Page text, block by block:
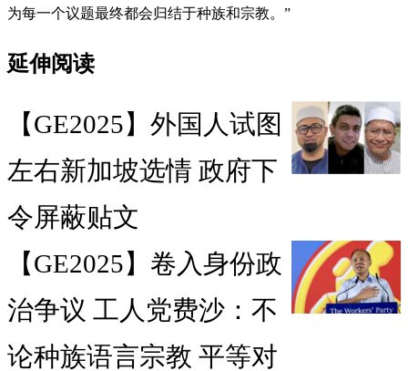
为每一个议题最终都会归结于种族和宗教。”
延伸阅读
【GE2025】外国人试图
左右新加坡选情 政府下
令屏蔽贴文
【GE2025】卷入身份政
治争议 工人党费沙：不
论种族语言宗教 平等对